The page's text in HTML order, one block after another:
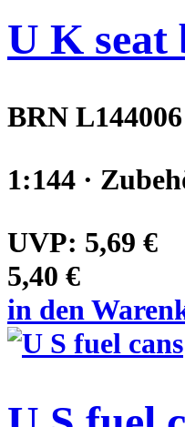
U K seat
BRN
1:144 ·
UVP: 5,69 €
5,40 €
in den